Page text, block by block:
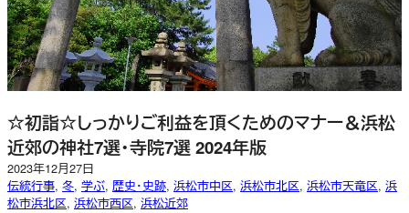
☆初詣☆しっかりご利益を頂くためのマナー＆浜松
近郊の神社7選・寺院7選 2024年版
2023年12月27日
伝統行事, 冬, 学ぶ, 歴史・史跡, 浜松市中区, 浜松市北区, 浜松市天竜区, 浜
松市浜北区, 浜松市西区, 浜松近郊